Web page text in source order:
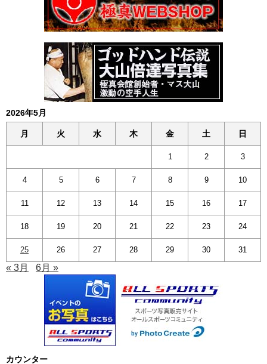
2026年5月
月 火 水 木 金 土 日
1 2 3
4 5 6 7 8 9 10
11 12 13 14 15 16 17
18 19 20 21 22 23 24
25 26 27 28 29 30 31
« 3月 6月 »
カウンター